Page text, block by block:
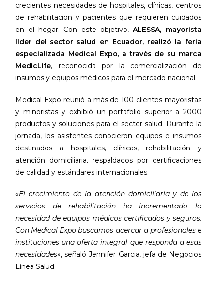
crecientes necesidades de hospitales, clínicas, centros
de rehabilitación y pacientes que requieren cuidados
en el hogar. Con este objetivo,ALESSA, mayorista
líder del sector salud en Ecuador, realizó la feria
especializada Medical Expo, a través de su marca
MedicLife, reconocida por la comercialización de
insumos y equipos médicos para el mercado nacional.
Medical Expo reunió a más de 100 clientes mayoristas
y minoristas y exhibió un portafolio superior a 2000
productos y soluciones para el sector salud. Durante la
jornada, los asistentes conocieron equipos e insumos
destinados a hospitales, clínicas, rehabilitación y
atención domiciliaria, respaldados por certificaciones
de calidad y estándares internacionales.
«El crecimiento de la atención domiciliaria y de los
servicios de rehabilitación ha incrementado la
necesidad de equipos médicos certificados y seguros.
Con Medical Expo buscamos acercar a profesionales e
instituciones una oferta integral que responda a esas
necesidades», señaló Jennifer Garcia, jefa de Negocios
Línea Salud.